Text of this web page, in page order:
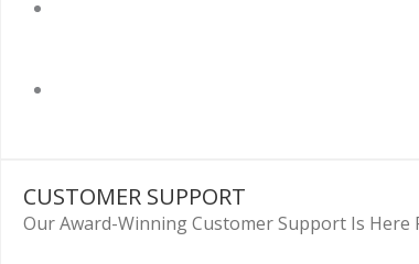
CUSTOMER SUPPORT
Our Award-Winning Customer Support Is Here